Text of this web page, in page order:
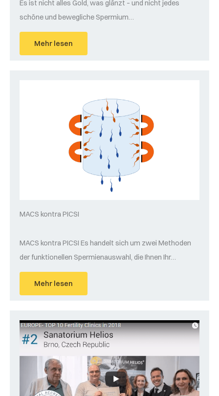
Es ist nicht alles Gold, was glänzt – und nicht jedes
schöne und bewegliche Spermium…
Mehr lesen
MACS kontra PICSI
MACS kontra PICSI Es handelt sich um zwei Methoden
der funktionellen Spermienauswahl, die Ihnen Ihr…
Mehr lesen